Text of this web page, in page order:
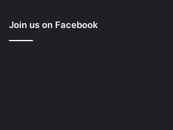
Join us on Facebook